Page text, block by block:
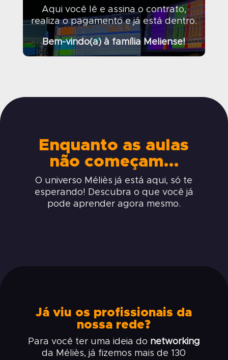
Aqui você lê e assina o contrato,
realiza o pagamento e já está dentro.
Bem-vindo(a) à família Meliense!
Enquanto as aulas
não começam…
O universo Méliès já está aqui, só te
esperando! Descubra o que você já
pode aprender agora mesmo.
Já viu os profissionais da
nossa rede?
Para você ter uma ideia do networking
da Méliès, já fizemos mais de 130